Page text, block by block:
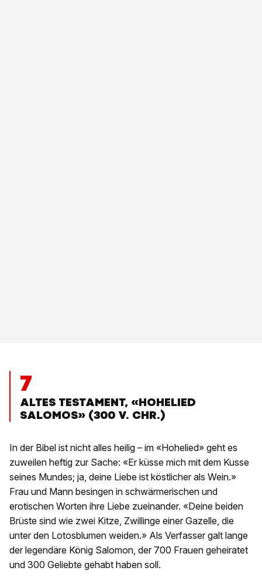
7
ALTES TESTAMENT, «HOHELIED
SALOMOS» (300 V. CHR.)
In der Bibel ist nicht alles heilig – im «Hohelied» geht es
zuweilen heftig zur Sache: «Er küsse mich mit dem Kusse
seines Mundes; ja, deine Liebe ist köstlicher als Wein.»
Frau und Mann besingen in schwärmerischen und
erotischen Worten ihre Liebe zueinander. «Deine beiden
Brüste sind wie zwei Kitze, Zwillinge einer Gazelle, die
unter den Lotosblumen weiden.» Als Verfasser galt lange
der legendäre König Salomon, der 700 Frauen geheiratet
und 300 Geliebte gehabt haben soll.